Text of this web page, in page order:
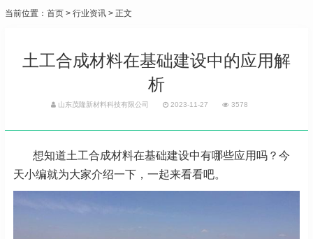
当前位置： 首页 > 行业资讯 > 正文
土工合成材料在基础建设中的应用解
析
山东茂隆新材料科技有限公司 2023-11-27 3578
想知道土工合成材料在基础建设中有哪些应用吗？今
天小编就为大家介绍一下，一起来看看吧。